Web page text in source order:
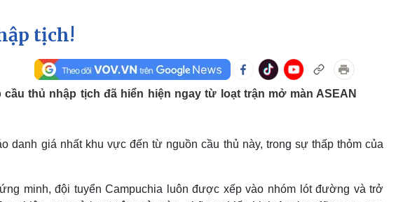
Cuộc sống đó đây
Hồ sơ
Infographic
Lịch thi đấu bóng đá
Hậu trường
Xe máy
Doanh nghiệp 24h
tịch!
thủ nhập tịch đã hiển hiện ngay từ loạt trận mở màn ASEAN
danh giá nhất khu vực đến từ nguồn cầu thủ này, trong sự thấp thỏm của
minh, đội tuyển Campuchia luôn được xếp vào nhóm lót đường và trở